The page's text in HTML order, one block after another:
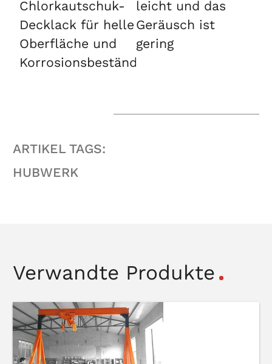
Chlorkautschuk-
Decklack für helle
Oberfläche und
Korrosionsbeständigkeit
leicht und das
Geräusch ist
gering
ARTIKEL TAGS:
HUBWERK
Verwandte Produkte